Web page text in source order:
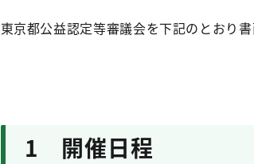
東京都公益認定等審議会を下記のとおり
1 開催日程